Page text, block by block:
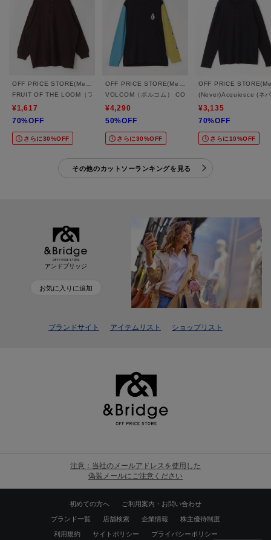
FRUIT OF THE LOOM（フルーツ オブ ザ ルーム） FTL ヘビーオンスL/Sヘンリーネ
¥1,617
70%OFF
さらに30%OFF
VOLCOM（ボルコム） CONFUSE LS
¥4,290
50%OFF
さらに30%OFF
(Never)Acquiesce (ネ
¥3,135
70%OFF
さらに10%OFF
その他のカットソーランキングを見る
アンドブリッジ
お気に入りに追加
ブランドサイト アイテムリスト ショップリスト
注意：当社のメールアドレスを使用した
偽装メールにご注意ください
初めての方へ ご利用案内・お問い合わせ
ブランド一覧 店舗検索 企業情報 株主優待制度
利用規約 サイトポリシー プライバシーポリシー